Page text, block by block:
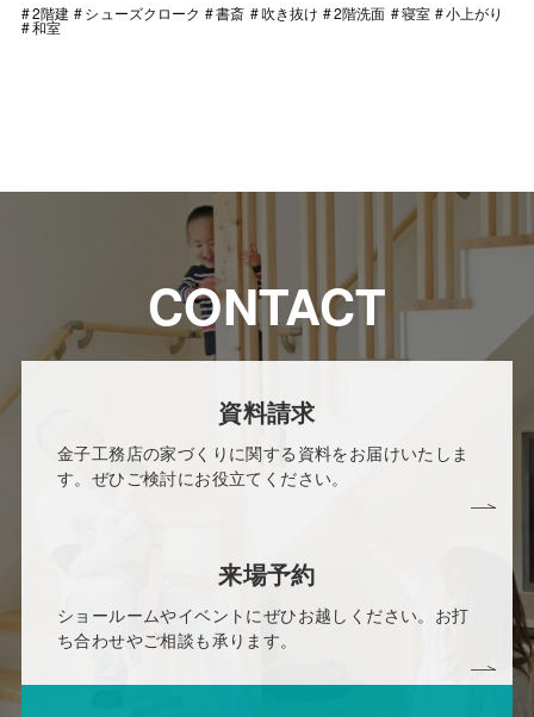
2階建
シューズクローク 書斎 吹き抜け 2階洗面 寝室 小上がり
和室
CONTACT
資料請求
金子工務店の家づくりに関する資料をお届けいたしま
す。ぜひご検討にお役立てください。
来場予約
ショールームやイベントにぜひお越しください。お打
ち合わせやご相談も承ります。